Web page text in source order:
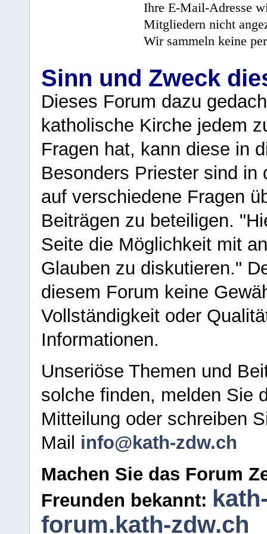
Ihre E-Mail-Adresse
Mitgliedern nicht
Wir sammeln keine
Sinn und Zweck
Dieses Forum dazu
katholische Kirche jedem
Fragen hat, kann diese in
Besonders Priester sind in
auf verschiedene Fragen
Beiträgen zu beteiligen.
Seite die Möglichkeit mit
Glauben zu diskutieren."
diesem Forum keine
Vollständigkeit oder
Informationen.
Unseriöse Themen und
solche finden, melden Sie
Mitteilung oder schreiben
Mail info@kath-zdw.ch
Machen Sie das Forum
Freunden bekannt:
forum.kath-zdw.ch